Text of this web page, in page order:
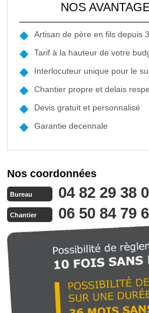
NOS
Artisan de père en fils depuis
Tarif à la hauteur de votre
Interlocuteur unique pour le
Chantier propre et delais
Devis gratuit et personnalisé
Garantie decennale
Nos coordonnées
Bureau 04 82 29 38
Chantier 06 50 84 79